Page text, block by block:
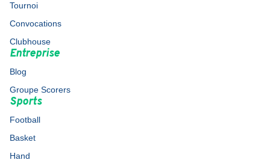
Tournoi
Convocations
Clubhouse
Entreprise
Blog
Groupe Scorers
Sports
Football
Basket
Hand